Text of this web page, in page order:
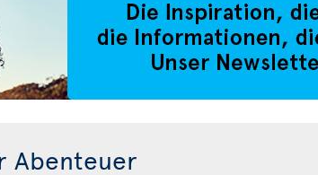
Abenteuer